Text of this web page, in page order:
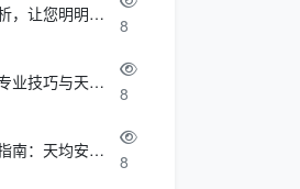
日常保洁收费标准全解析，让您明明白白消费
8
日常保洁的正确方式：专业技巧与天均安洁保洁服务全解析
8
日常保洁公司专业选择指南：天均安洁保洁服务全解析
8